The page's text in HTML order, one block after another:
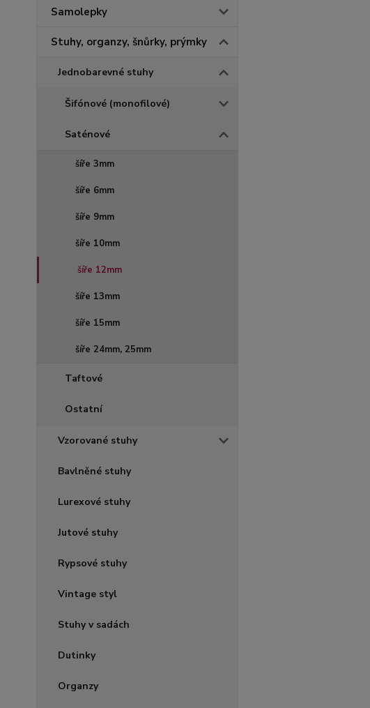
Samolepky
Stuhy, organzy, šnůrky, prýmky
Jednobarevné stuhy
Šifónové (monofilové)
Saténové
šíře 3mm
šíře 6mm
šíře 9mm
šíře 10mm
šíře 12mm
šíře 13mm
šíře 15mm
šíře 24mm, 25mm
Taftové
Ostatní
Vzorované stuhy
Bavlněné stuhy
Lurexové stuhy
Jutové stuhy
Rypsové stuhy
Vintage styl
Stuhy v sadách
Dutinky
Organzy